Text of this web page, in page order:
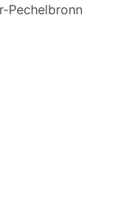
Pechelbronn